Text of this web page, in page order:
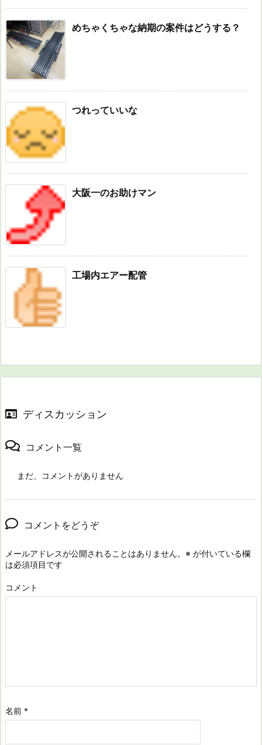
めちゃくちゃな納期の案件はどうする？
つれっていいな
大阪一のお助けマン
工場内エアー配管
ディスカッション
コメント一覧
まだ、コメントがありません
コメントをどうぞ
メールアドレスが公開されることはありません。 ※ が付いている欄
は必須項目です
コメント
名前 *